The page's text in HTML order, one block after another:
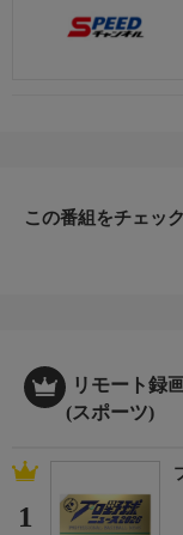
この番組をチェッ
リモート録
(スポーツ)
1